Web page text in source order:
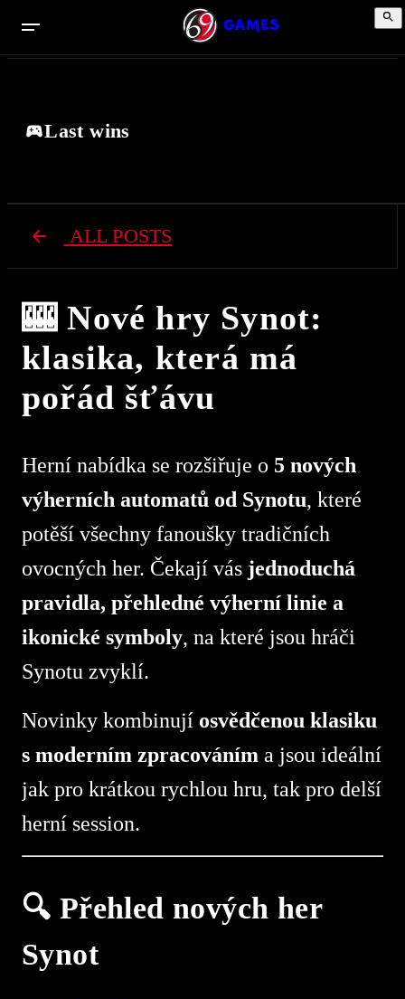
Last wins
ALL POSTS
🎰 Nové hry Synot:
klasika, která má
pořád šťávu
Herní nabídka se rozšiřuje o 5 nových
výherních automatů od Synotu, které
potěší všechny fanoušky tradičních
ovocných her. Čekají vás jednoduchá
pravidla, přehledné výherní linie a
ikonické symboly, na které jsou hráči
Synotu zvyklí.
Novinky kombinují osvědčenou klasiku
s moderním zpracováním a jsou ideální
jak pro krátkou rychlou hru, tak pro delší
herní session.
🔍 Přehled nových her
Synot